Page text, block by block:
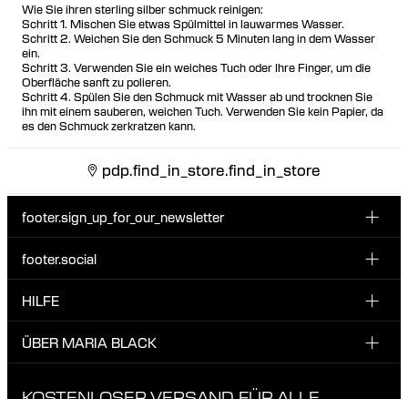
Wie Sie ihren sterling silber schmuck reinigen:
Schritt 1. Mischen Sie etwas Spülmittel in lauwarmes Wasser.
Schritt 2. Weichen Sie den Schmuck 5 Minuten lang in dem Wasser
ein.
Schritt 3. Verwenden Sie ein weiches Tuch oder Ihre Finger, um die
Oberfläche sanft zu polieren.
Schritt 4. Spülen Sie den Schmuck mit Wasser ab und trocknen Sie
ihn mit einem sauberen, weichen Tuch. Verwenden Sie kein Papier, da
es den Schmuck zerkratzen kann.
pdp.find_in_store.find_in_store
footer.sign_up_for_our_newsletter
Melde dich für unseren Newsletter an und erhalte 10 %
footer.social
INSTAGRAM
TIKTOK
HILFE
KUNDENSERVICE & KONTAKT
ÜBER MARIA BLACK